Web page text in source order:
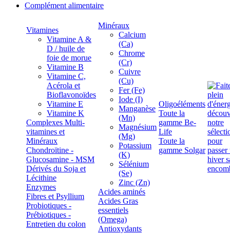
Complément alimentaire
Vitamines
Vitamine A &
D / huile de
foie de morue
Vitamine B
Vitamine C,
Acérola et
Bioflavonoïdes
Vitamine E
Vitamine K
Complexes Multi-
vitamines et
Minéraux
Chondroïtine -
Glucosamine - MSM
Dérivés du Soja et
Lécithine
Enzymes
Fibres et Psyllium
Probiotiques -
Prébiotiques -
Entretien du colon
Minéraux
Calcium
(Ca)
Chrome
(Cr)
Cuivre
(Cu)
Fer (Fe)
Iode (I)
Manganèse
(Mn)
Magnésium
(Mg)
Potassium
(K)
Sélénium
(Se)
Zinc (Zn)
Acides aminés
Acides Gras
essentiels
(Omega)
Antioxydants
Oligoéléments
Toute la
gamme Be-
Life
Toute la
gamme Solgar